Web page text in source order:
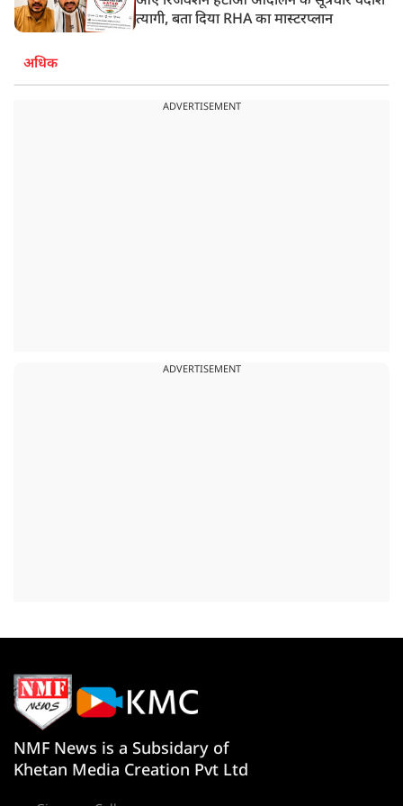
त्यागी, बता दिया RHA का मास्टरप्लान
अधिक
ADVERTISEMENT
ADVERTISEMENT
NMF News is a Subsidary of
Khetan Media Creation Pvt Ltd